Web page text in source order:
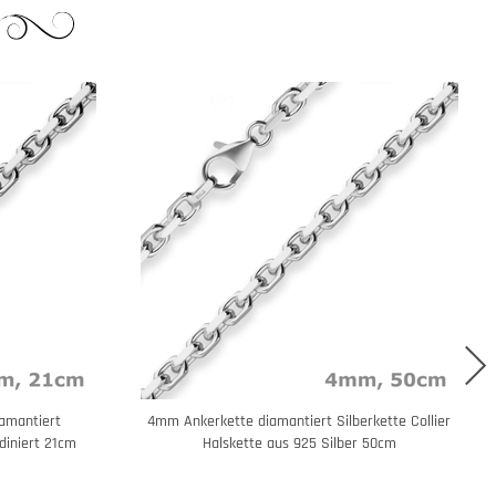
21cm
4mm Ankerkette diamantiert Silberkette Collier
Halskette aus 925 Silber 50cm